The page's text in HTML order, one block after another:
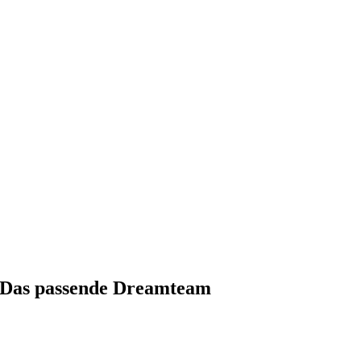
Das passende Dreamteam